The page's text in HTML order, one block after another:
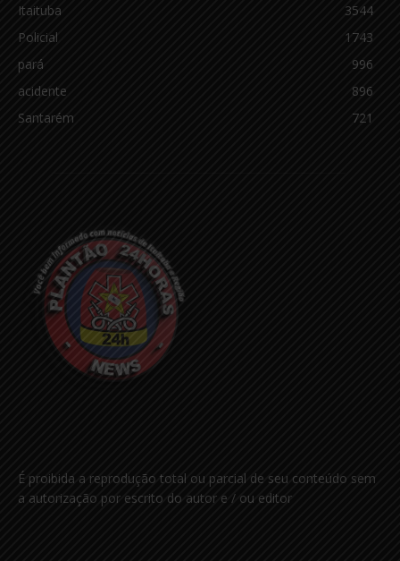
Itaituba
3544
Policial
1743
pará
996
acidente
896
Santarém
721
É proibida a reprodução total ou parcial de seu conteúdo sem
a autorização por escrito do autor e / ou editor